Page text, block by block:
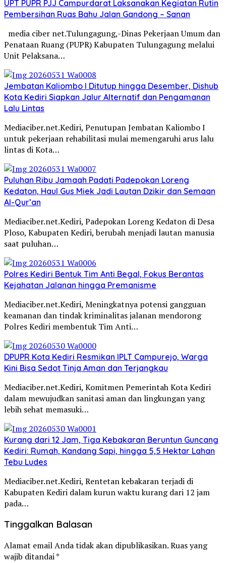
UPT PUPR PJJ Campurdarat Laksanakan Kegiatan Rutin
Pembersihan Ruas Bahu Jalan Gandong – Sanan
media ciber net.Tulungagung,-Dinas Pekerjaan Umum dan
Penataan Ruang (PUPR) Kabupaten Tulungagung melalui
Unit Pelaksana…
Jembatan Kaliombo I Ditutup hingga Desember, Dishub
Kota Kediri Siapkan Jalur Alternatif dan Pengamanan
Lalu Lintas
Mediaciber.net.Kediri, Penutupan Jembatan Kaliombo I
untuk pekerjaan rehabilitasi mulai memengaruhi arus lalu
lintas di Kota…
Puluhan Ribu Jamaah Padati Padepokan Loreng
Kedaton, Haul Gus Miek Jadi Lautan Dzikir dan Semaan
Al-Qur’an
Mediaciber.net.Kediri, Padepokan Loreng Kedaton di Desa
Ploso, Kabupaten Kediri, berubah menjadi lautan manusia
saat puluhan…
Polres Kediri Bentuk Tim Anti Begal, Fokus Berantas
Kejahatan Jalanan hingga Premanisme
Mediaciber.net.Kediri, Meningkatnya potensi gangguan
keamanan dan tindak kriminalitas jalanan mendorong
Polres Kediri membentuk Tim Anti…
DPUPR Kota Kediri Resmikan IPLT Campurejo, Warga
Kini Bisa Sedot Tinja Aman dan Terjangkau
Mediaciber.net.Kediri, Komitmen Pemerintah Kota Kediri
dalam mewujudkan sanitasi aman dan lingkungan yang
lebih sehat memasuki…
Kurang dari 12 Jam, Tiga Kebakaran Beruntun Guncang
Kediri: Rumah, Kandang Sapi, hingga 5,5 Hektar Lahan
Tebu Ludes
Mediaciber.net.Kediri, Rentetan kebakaran terjadi di
Kabupaten Kediri dalam kurun waktu kurang dari 12 jam
pada…
Tinggalkan Balasan
Alamat email Anda tidak akan dipublikasikan.Ruas yang
wajib ditandai*